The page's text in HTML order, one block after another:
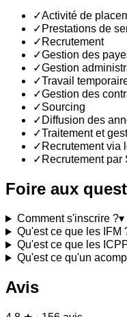
✓Activité de
✓ Prestations de
✓ Recrutement
✓Gestion des
✓Gestion
✓Travail
✓Gestion des
✓Sourcing
✓ Diffusion des
✓Traitement et
✓ Recrutement via
✓ Recrutement par
Foire aux
Comment s'inscrire ?▾
Qu'est ce que les IFM
Qu'est ce que les
Qu'est ce qu'un
Avis